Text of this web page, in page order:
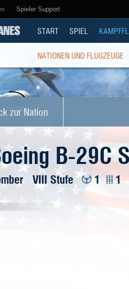
Spieler Support
START SPIEL
NATIONEN UND FLUGZEUGE
zur Nation
B-29C
VIII Stufe 1 1